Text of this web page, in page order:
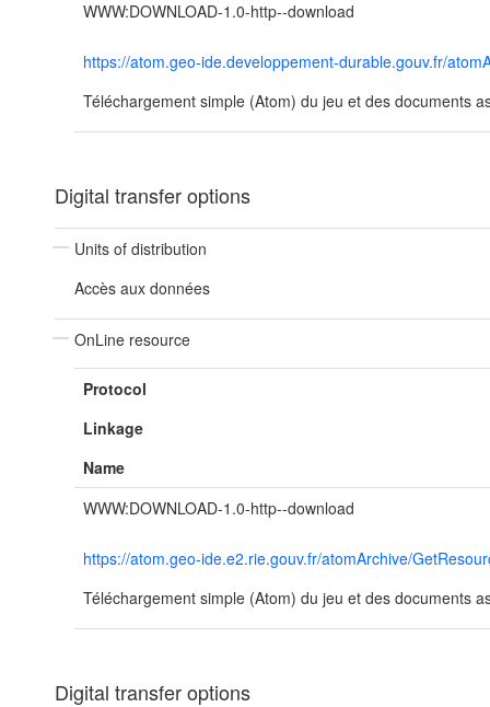
WWW:DOWNLOAD-1.0-http--download
https://atom.geo-ide.developpement-durable.gouv.fr/
Téléchargement simple (Atom) du jeu et des documents
Digital transfer options
Units of distribution
Accès aux données
OnLine resource
Protocol
Linkage
Name
WWW:DOWNLOAD-1.0-http--download
https://atom.geo-ide.e2.rie.gouv.fr/atomArchive/
Téléchargement simple (Atom) du jeu et des documents
Digital transfer options